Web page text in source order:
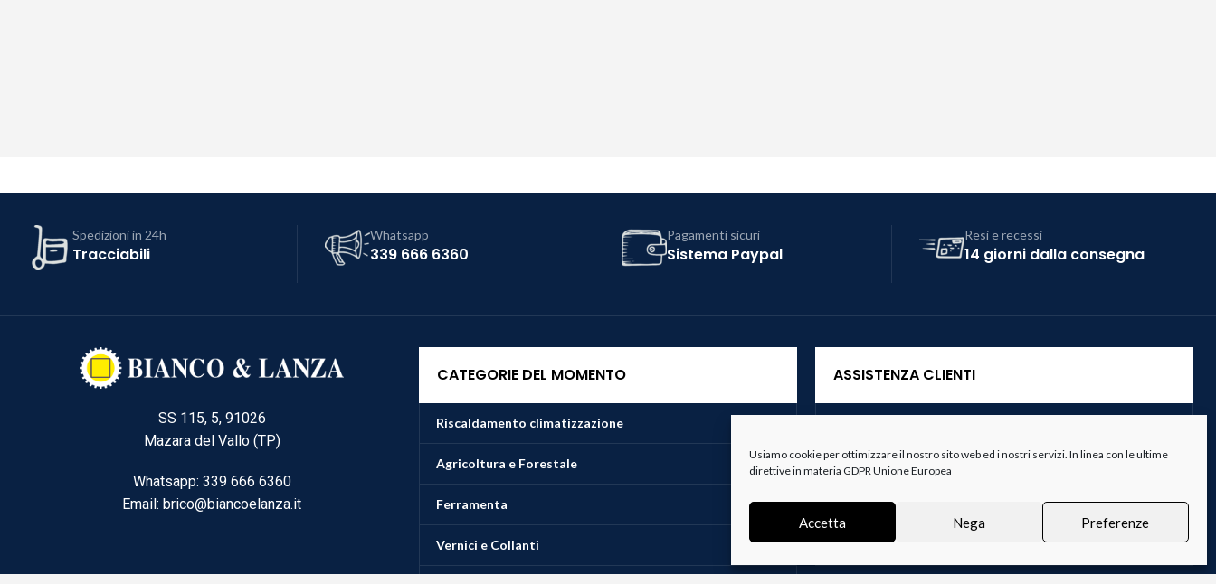
Usiamo cookie per ottimizzare il nostro sito web ed i nostri servizi. In linea con le ultime
direttive in materia GDPR Unione Europea
Accetta Nega Preferenze
Spedizioni in 24h
Tracciabili
Whatsapp
339 666 6360
Pagamenti sicuri
Sistema Paypal
Resi e recessi
14 giorni dalla consegna
SS 115, 5, 91026
Mazara del Vallo (TP)
Whatsapp: 339 666 6360
Email: brico@biancoelanza.it
CATEGORIE DEL MOMENTO
Riscaldamento climatizzazione
Agricoltura e Forestale
Ferramenta
Vernici e Collanti
ASSISTENZA CLIENTI
Spedizioni
Resi e Recessi
Termini e Condizioni